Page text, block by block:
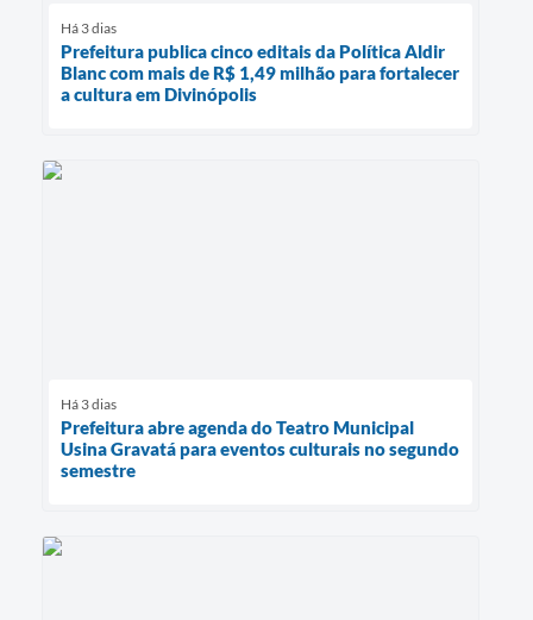
Há 3 dias
Prefeitura publica cinco editais da Política Aldir
Blanc com mais de R$ 1,49 milhão para fortalecer
a cultura em Divinópolis
Há 3 dias
Prefeitura abre agenda do Teatro Municipal
Usina Gravatá para eventos culturais no segundo
semestre